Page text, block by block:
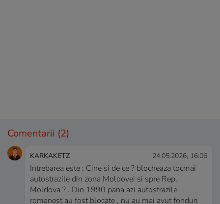
Comentarii (2)
KARKAKETZ 24.05.2026, 16:06
Intrebarea este : Cine si de ce ? blocheaza tocmai
autostrazile din zona Moldovei si spre Rep.
Moldova ? . Din 1990 pana azi autostrazile
romanest au fost blocate , nu au mai avut fonduri